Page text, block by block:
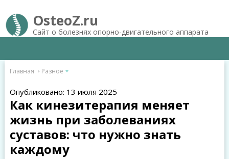
OsteoZ.ru
Сайт о болезнях опорно-двигательного аппарата
Главная Разное
Опубликовано: 13 июля 2025
Как кинезитерапия меняет
жизнь при заболеваниях
суставов: что нужно знать
каждому